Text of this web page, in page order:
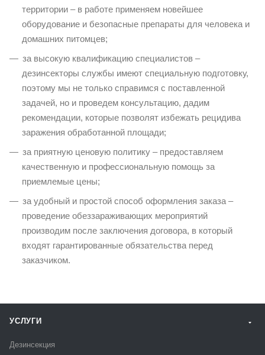
территории – в работе применяем новейшее
оборудование и безопасные препараты для человека и
домашних питомцев;
за высокую квалификацию специалистов –
дезинсекторы службы имеют специальную подготовку,
поэтому мы не только справимся с поставленной
задачей, но и проведем консультацию, дадим
рекомендации, которые позволят избежать рецидива
заражения обработанной площади;
за приятную ценовую политику – предоставляем
качественную и профессиональную помощь за
приемлемые цены;
за удобный и простой способ оформления заказа –
проведение обеззараживающих мероприятий
производим после заключения договора, в который
входят гарантированные обязательства перед
заказчиком.
УСЛУГИ
Дезинсекция